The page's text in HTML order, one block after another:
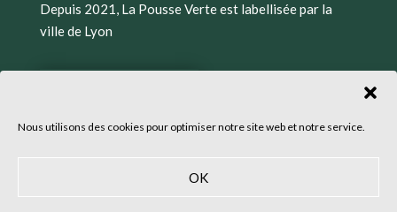
Nous utilisons des cookies pour optimiser notre site web et notre service.
OK
Depuis 2021, La Pousse Verte est labellisée par la
ville de Lyon